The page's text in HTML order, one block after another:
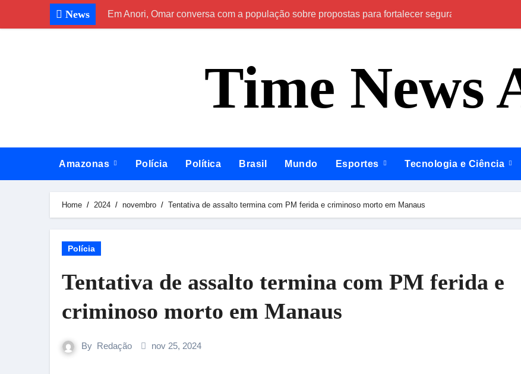
News Em Anori, Omar conversa com a população sobre propostas para fortalecer segurança,Em Anamã
Time News
Amazonas Polícia Política Brasil Mundo Esportes Tecnologia e Ciência
Home 2024 novembro Tentativa de assalto termina com PM ferida e criminoso morto em Manaus
Polícia
Tentativa de assalto termina com PM ferida e
criminoso morto em Manaus
By Redação nov 25, 2024